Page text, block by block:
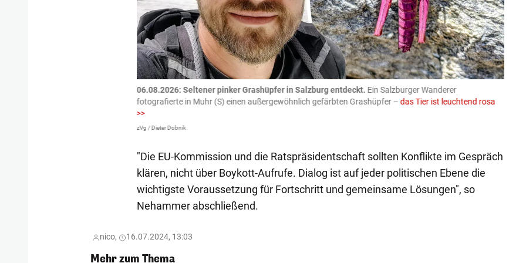
06.08.2026: Seltener pinker Grashüpfer in Salzburg entdeckt. Ein Salzburger Wanderer
fotografierte in Muhr (S) einen außergewöhnlich gefärbten Grashüpfer – das Tier ist leuchtend rosa
>>
zVg / Dieter Dobnik
"Die EU-Kommission und die Ratspräsidentschaft sollten Konflikte im Gespräch
klären, nicht über Boykott-Aufrufe. Dialog ist auf jeder politischen Ebene die
wichtigste Voraussetzung für Fortschritt und gemeinsame Lösungen", so
Nehammer abschließend.
nico, 16.07.2024, 13:03
Mehr zum Thema